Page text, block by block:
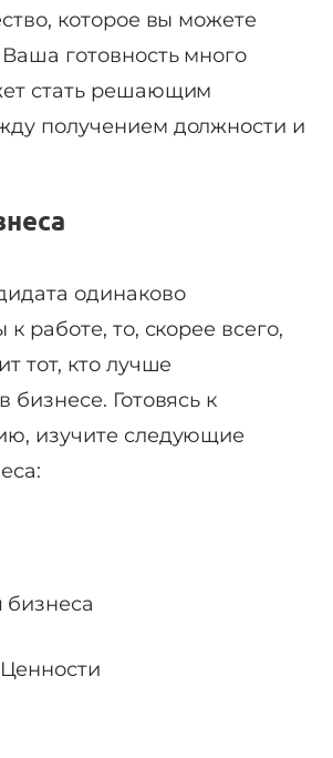
которое вы можете
готовность много
стать решающим
получением должности и
одинаково
к работе, то, скорее всего,
тот, кто лучше
бизнесе. Готовясь к
изучите следующие
бизнеса